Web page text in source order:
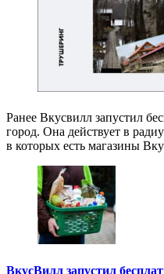
Ранее Вкусвилл запустил
город. Она действует в
в которых есть магазины
ВкусВилл запустил